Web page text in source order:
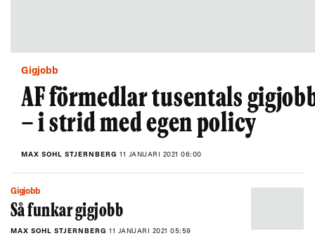
Gigjobb
AF förmedlar tusentals
– i strid med egen policy
MAX SOHL STJERNBERG 11 JANUARI 2021 06:00
Gigjobb
Så funkar gigjobb
MAX SOHL STJERNBERG 11 JANUARI 2021 05:59